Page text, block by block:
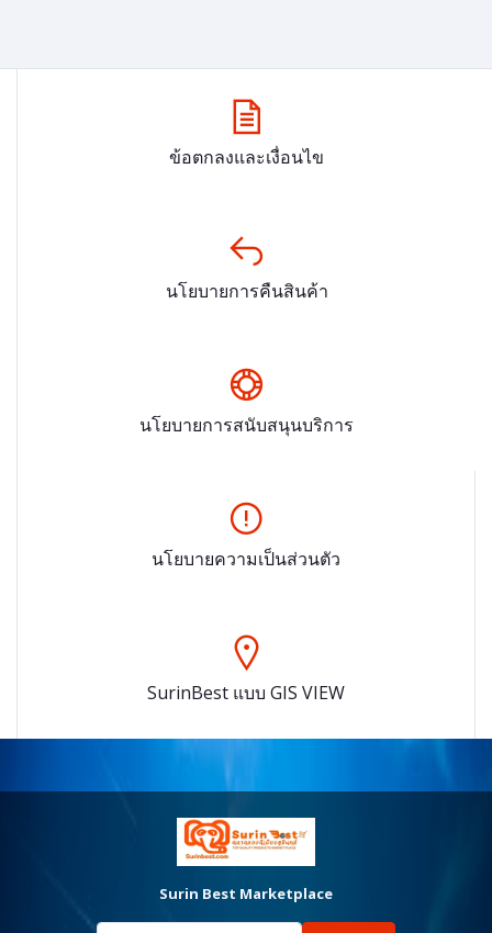
ข้อตกลงและเงื่อนไข
นโยบายการคืนสินค้า
นโยบายการสนับสนุนบริการ
นโยบายความเป็นส่วนตัว
SurinBest แบบ GIS VIEW
Surin Best Marketplace